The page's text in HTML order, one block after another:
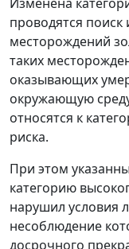
проводятся
месторождений
таких
оказывающих
окружающую
относятся к
риска.
При этом
категорию
нарушил условия
несоблюдение
досрочного